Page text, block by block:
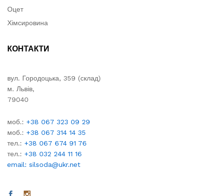
Оцет
Хімсировина
КОНТАКТИ
вул. Городоцька, 359 (склад)
м. Львів,
79040
моб.: +38 067 323 09 29
моб.: +38 067 314 14 35
тел.: +38 067 674 91 76
тел.: +38 032 244 11 16
email: silsoda@ukr.net